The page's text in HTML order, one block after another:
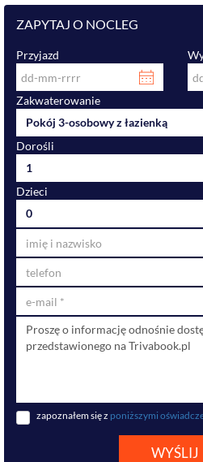
ZAPYTAJ O NOCLEG
Przyjazd
Zakwaterowanie
Pokój 3-osobowy z łazienką
Dorośli
1
Dzieci
0
zapoznałem się z poniższymi
WYŚLIJ